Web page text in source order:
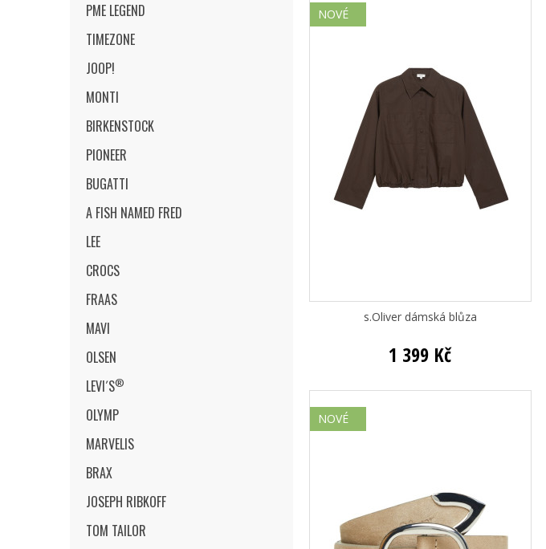
NOVÉ
s.Oliver dámská blůza
1 399 Kč
NOVÉ
PME LEGEND
TIMEZONE
JOOP!
MONTI
BIRKENSTOCK
PIONEER
BUGATTI
A FISH NAMED FRED
LEE
CROCS
FRAAS
MAVI
OLSEN
LEVI´S®
OLYMP
MARVELIS
BRAX
JOSEPH RIBKOFF
TOM TAILOR